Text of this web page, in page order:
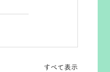
すべて表示